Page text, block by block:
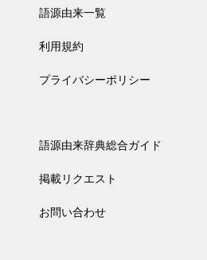
語源由来一覧
利用規約
プライバシーポリシー
語源由来辞典総合ガイド
掲載リクエスト
お問い合わせ